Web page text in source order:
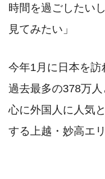
時間を過ごしたい
見てみたい」
今年1月に日本を
過去最多の378万
心に外国人に人気
する上越・妙高エ